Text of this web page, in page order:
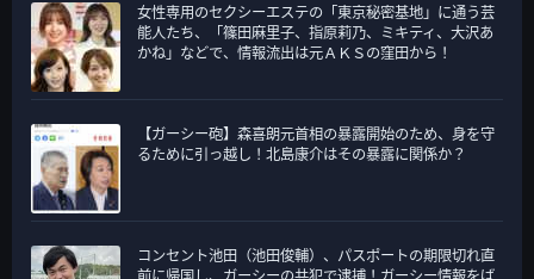
リ
ー
女性専用のセクシーエステの「東京秘密基地」に通う芸
能人たち、「篠田麻里子、指原莉乃、ミキティ、大沢あ
かね」などで、情報流出は元ＡＫＳの窪田から！
【ガーシー砲】森喜朗元首相の暴露開始のため、身を守
るために引っ越し！北島康介はその暴露に関係か？
コンセント池田（池田俊輔）、パスポートの期限切れ直